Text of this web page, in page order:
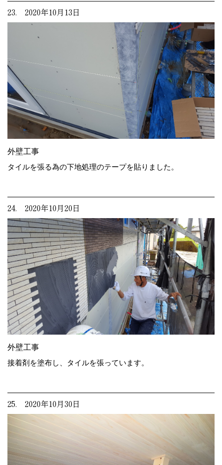
23. 2020年10月13日
外壁工事
タイルを張る為の下地処理のテープを貼りました。
24. 2020年10月20日
外壁工事
接着剤を塗布し、タイルを張っています。
25. 2020年10月30日